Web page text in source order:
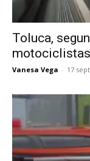
Toluca,
Vanesa Vega - 17